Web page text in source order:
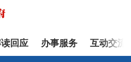
登录
回应 办事服务 互动交流